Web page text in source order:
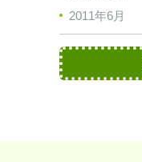
2011年6月